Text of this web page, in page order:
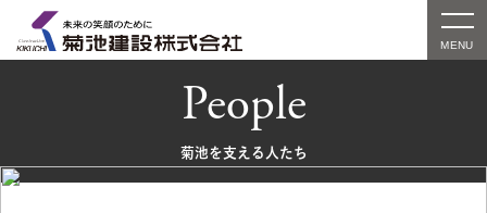
People
菊池を支える人たち